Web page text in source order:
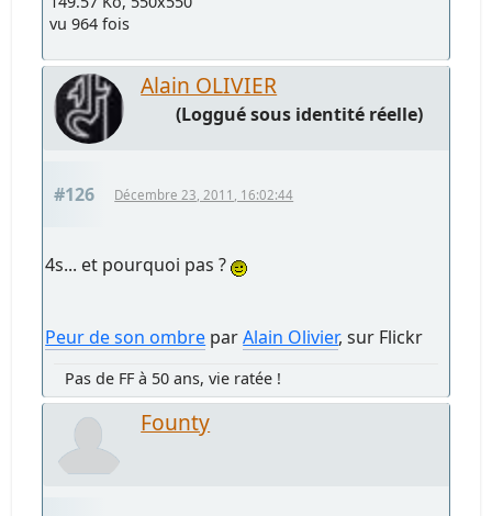
vu 964 fois
Alain OLIVIER
(Loggué sous identité réelle)
#126 Décembre 23, 2011, 16:02:44
4s... et pourquoi pas ?
Peur de son ombre parAlain Olivier, sur Flickr
Pas de FF à 50 ans, vie ratée !
Founty